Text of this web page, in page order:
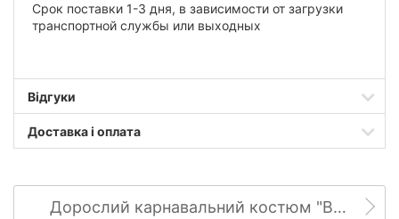
Срок поставки 1-3 дня, в зависимости от загрузки
транспортной службы или выходных
Відгуки
Доставка і оплата
Дорослий карнавальний костюм "Відьма гарбузова"